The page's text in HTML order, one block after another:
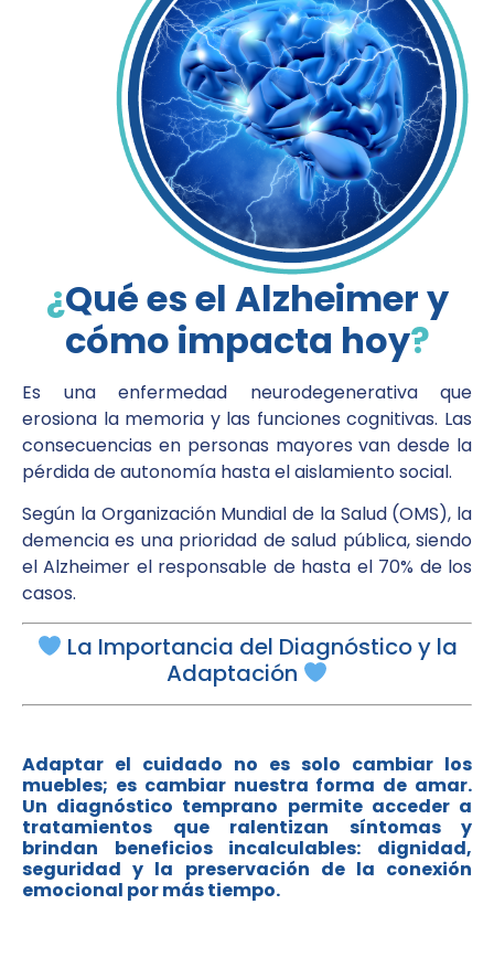
¿Qué es el Alzheimer y
cómo impacta hoy?
Es una enfermedad neurodegenerativa que
erosiona la memoria y las funciones cognitivas. Las
consecuencias en personas mayores van desde la
pérdida de autonomía hasta el aislamiento social.
Según la Organización Mundial de la Salud (OMS), la
demencia es una prioridad de salud pública, siendo
el Alzheimer el responsable de hasta el 70% de los
casos.
La Importancia del Diagnóstico y la
Adaptación
Adaptar el cuidado no es solo cambiar los
muebles; es cambiar nuestra forma de amar.
Un diagnóstico temprano permite acceder a
tratamientos que ralentizan síntomas y
brindan beneficios incalculables: dignidad,
seguridad y la preservación de la conexión
emocional por más tiempo.